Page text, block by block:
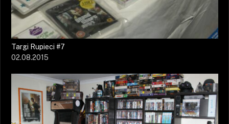
Targi Rupieci #7
02.08.2015